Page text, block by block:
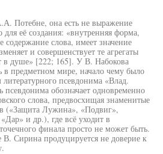
Потебне, она есть не выражение
для её создания: «внутренняя форма,
содержание слова, имеет значение
и совершенствует те агрегаты
в душе» [222; 165]. У В. Набокова
в предметном мире, начало чему было
псевдонима «Влад.
обозначает одновременно
слова, предвосхищая знаменитые
(«Защита Лужина», «Подвиг»,
и др.), где всё уходит в
финала просто не может быть.
Сирина продуцируется не доверие к